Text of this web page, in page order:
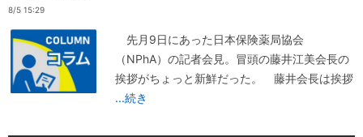
8/5 15:29
先月9日にあった日本保険薬局協会
（NPhA）の記者会見。冒頭の藤井江美会長の
挨拶がちょっと新鮮だった。 藤井会長は挨拶
...続き